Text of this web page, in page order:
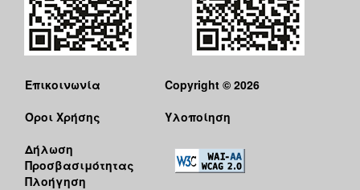
Επικοινωνία
Όροι Χρήσης
Δήλωση
Προσβασιμότητας
Πλοήγηση
Copyright © 2026
Υλοποίηση